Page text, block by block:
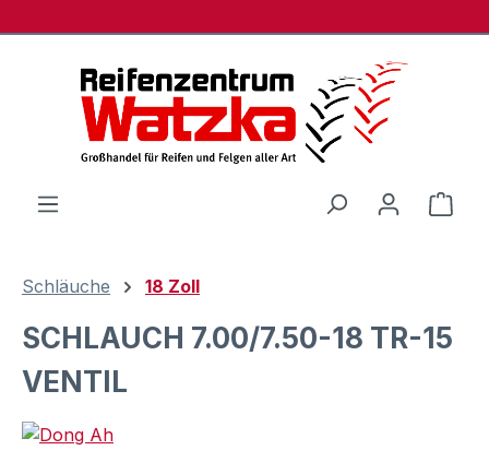
Schläuche 18 Zoll
SCHLAUCH 7.00/7.50-18 TR-15
VENTIL